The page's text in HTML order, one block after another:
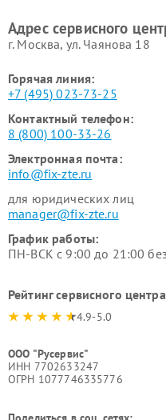
Адрес сервисного
г. Москва, ул. Чаянова 18
Горячая линия:
+7 (495) 023-73-25
Контактный телефон:
8 (800) 100-33-26
Электронная почта:
info@fix-zte.ru
для юридических лиц
manager@fix-zte.ru
График работы:
ПН-ВСК с 9:00 до 21:00
Рейтинг сервисного центра
4.9-5.0
ООО "Русервис"
ИНН 7702633247
ОГРН 1077746335776